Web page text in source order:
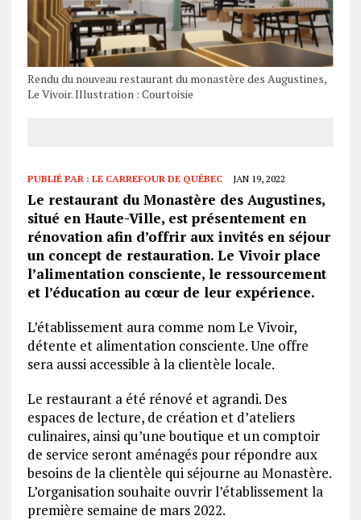
Rendu du nouveau restaurant du monastère des Augustines,
Le Vivoir. Illustration : Courtoisie
PUBLIÉ PAR : LE CARREFOUR DE QUÉBEC JAN 19, 2022
Le restaurant du Monastère des Augustines,
situé en Haute-Ville, est présentement en
rénovation afin d’offrir aux invités en séjour
un concept de restauration. Le Vivoir place
l’alimentation consciente, le ressourcement
et l’éducation au cœur de leur expérience.
L’établissement aura comme nom Le Vivoir,
détente et alimentation consciente. Une offre
sera aussi accessible à la clientèle locale.
Le restaurant a été rénové et agrandi. Des
espaces de lecture, de création et d’ateliers
culinaires, ainsi qu’une boutique et un comptoir
de service seront aménagés pour répondre aux
besoins de la clientèle qui séjourne au Monastère.
L’organisation souhaite ouvrir l’établissement la
première semaine de mars 2022.